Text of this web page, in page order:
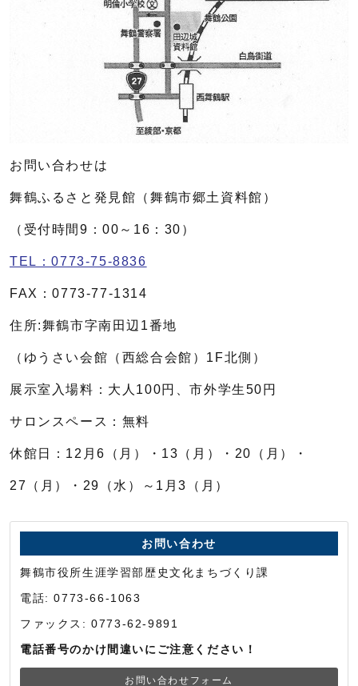
お問い合わせは
舞鶴ふるさと発見館（舞鶴市郷土資料館）
（受付時間9：00～16：30）
TEL：0773-75-8836
FAX：0773-77-1314
住所:舞鶴市字南田辺1番地
（ゆうさい会館（西総合会館）1F北側）
展示室入場料：大人100円、市外学生50円
サロンスペース：無料
休館日：12月6（月）・13（月）・20（月）・
27（月）・29（水）～1月3（月）
お問い合わせ
舞鶴市役所生涯学習部歴史文化まちづくり課
電話: 0773-66-1063
ファックス: 0773-62-9891
電話番号のかけ間違いにご注意ください！
お問い合わせフォーム